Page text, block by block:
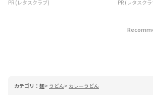
PR (レタスクラブ) PR (レタスク
カテゴリ： 麺 うどん
カレーうどん